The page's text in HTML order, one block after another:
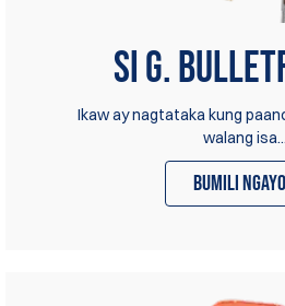
Si G.
Ikaw ay nagtataka kung
walang isa...
bumili